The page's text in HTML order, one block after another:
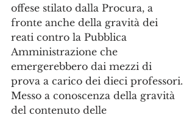
offese stilato dalla Procura, a
fronte anche della gravità dei
reati contro la Pubblica
Amministrazione che
emergerebbero dai mezzi di
prova a carico dei dieci professori.
Messo a conoscenza della gravità
del contenuto delle